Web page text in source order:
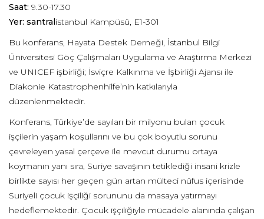
Saat: 9.30-17.30
Yer: santralistanbul Kampüsü, E1-301
Bu konferans, Hayata Destek Derneği, İstanbul Bilgi
Üniversitesi Göç Çalışmaları Uygulama ve Araştırma Merkezi
ve UNICEF işbirliği; İsviçre Kalkınma ve İşbirliği Ajansı ile
Diakonie Katastrophenhilfe’nin katkılarıyla
düzenlenmektedir.
Konferans, Türkiye’de sayıları bir milyonu bulan çocuk
işçilerin yaşam koşullarını ve bu çok boyutlu sorunu
çevreleyen yasal çerçeve ile mevcut durumu ortaya
koymanın yanı sıra, Suriye savaşının tetiklediği insani krizle
birlikte sayısı her geçen gün artan mülteci nüfus içerisinde
Suriyeli çocuk işçiliği sorununu da masaya yatırmayı
hedeflemektedir. Çocuk işçiliğiyle mücadele alanında çalışan